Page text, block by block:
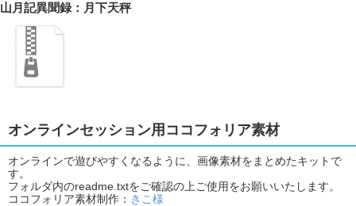
山月記異聞録：月下天秤
オンラインセッション用ココフォリア素材
オンラインで遊びやすくなるように、画像素材をまとめたキットで
す。
フォルダ内のreadme.txtをご確認の上ご使用をお願いいたします。
ココフォリア素材制作： きこ様